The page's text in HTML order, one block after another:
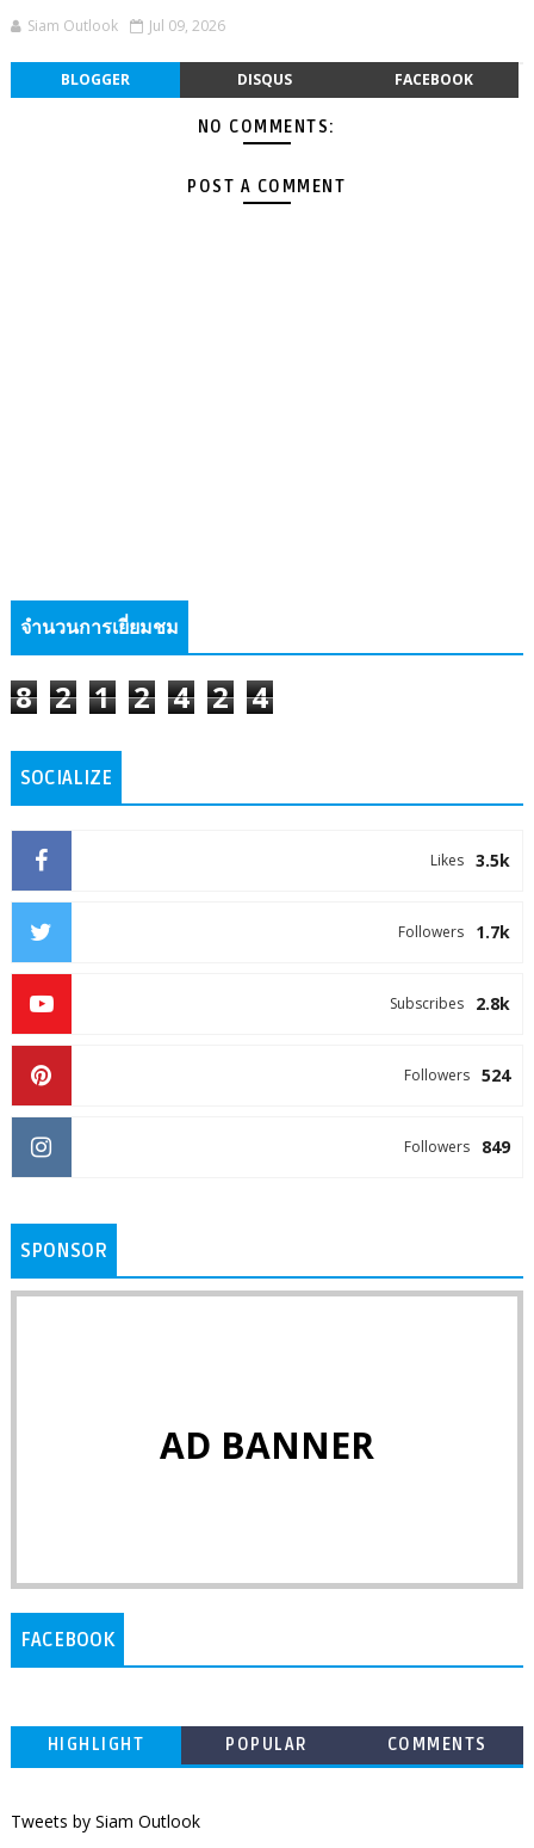
Siam Outlook Jul 09, 2026
BLOGGER DISQUS FACEBOOK
NO COMMENTS:
POST A COMMENT
จำนวนการเยี่ยมชม
8 2 1 2 4 2 4
SOCIALIZE
3.5k
Likes
1.7k
Followers
2.8k
Subscribes
524
Followers
849
Followers
SPONSOR
AD BANNER
FACEBOOK
HIGHLIGHT POPULAR COMMENTS
Tweets by Siam Outlook